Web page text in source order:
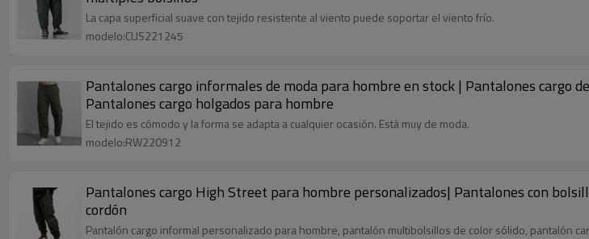
La capa superficial suave con tejido resistente al viento puede soportar el viento frío.
modelo:CUS221245
Pantalones cargo informales de moda para hombre en stock | Pantalones cargo
Pantalones cargo holgados para hombre
El tejido es cómodo y la forma se adapta a cualquier ocasión. Está muy de moda.
modelo:RW220912
Pantalones cargo High Street para hombre personalizados| Pantalones con
cordón
Pantalón cargo informal personalizado para hombre, pantalón multibolsillos de color sólido, pantalón